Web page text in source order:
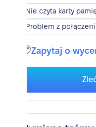
Nie czyta karty
Problem z
Zapytaj o